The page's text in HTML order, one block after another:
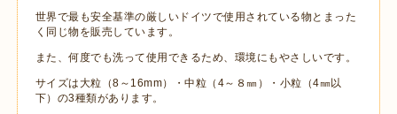
世界で最も安全基準の厳しいドイツで使用されている物とまった
く同じ物を販売しています。
また、何度でも洗って使用できるため、環境にもやさしいです。
サイズは大粒（8～16mm）・中粒（4～８㎜）・小粒（4㎜以
下）の3種類があります。